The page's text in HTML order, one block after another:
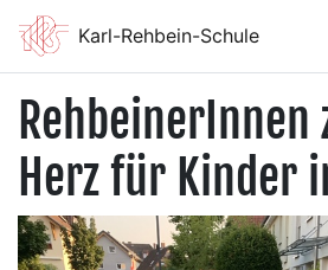
Karl-Rehbein-Schule
RehbeinerInnen
Herz für Kinder